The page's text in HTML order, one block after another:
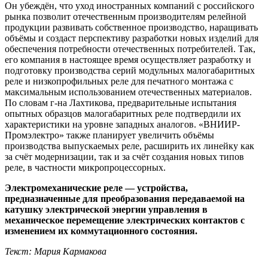
Он убеждён, что уход иностранных компаний с российского
рынка позволит отечественным производителям релейной
продукции развивать собственное производство, наращивать
объёмы и создаст перспективу разработки новых изделий для
обеспечения потребности отечественных потребителей. Так,
его компания в настоящее время осуществляет разработку и
подготовку производства серий модульных малогабаритных
реле и низкопрофильных реле для печатного монтажа с
максимальным использованием отечественных материалов.
По словам г-на Лахтикова, предварительные испытания
опытных образцов малогабаритных реле подтвердили их
характеристики на уровне западных аналогов. «ВНИИР-
Промэлектро» также планирует увеличить объёмы
производства выпускаемых реле, расширить их линейку как
за счёт модернизации, так и за счёт создания новых типов
реле, в частности микропроцессорных.
Электромеханические реле — устройства,
предназначенные для преобразования передаваемой на
катушку электрической энергии управления в
механическое перемещение электрических контактов с
изменением их коммутационного состояния.
Текст: Мария Кармакова